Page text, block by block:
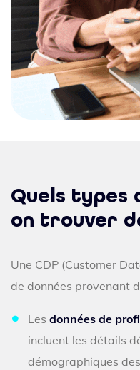
Quels types
on trouver
Une CDP (Customer
de données provenant
Les données de
incluent les détails
démographiques